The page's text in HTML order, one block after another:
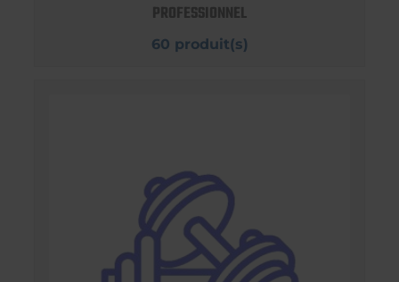
PROFESSIONNEL
60 produit(s)